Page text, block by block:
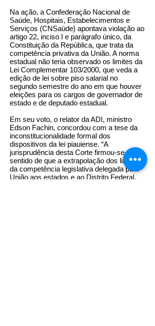
Na ação, a Confederação Nacional de
Saúde, Hospitais, Estabelecimentos e
Serviços (CNSaúde) apontava violação ao
artigo 22, inciso I e parágrafo único, da
Constituição da República, que trata da
competência privativa da União. A norma
estadual não teria observado os limites da
Lei Complementar 103/2000, que veda a
edição de lei sobre piso salarial no
segundo semestre do ano em que houver
eleições para os cargos de governador de
estado e de deputado estadual.
Em seu voto, o relator da ADI, ministro
Edson Fachin, concordou com a tese da
inconstitucionalidade formal dos
dispositivos da lei piauiense. “A
jurisprudência desta Corte firmou-se no
sentido de que a extrapolação dos limites
da competência legislativa delegada pela
União aos estados e ao Distrito Federal,